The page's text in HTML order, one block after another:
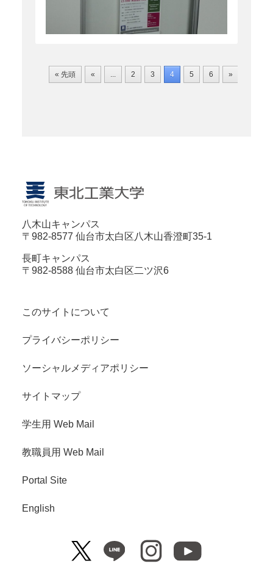
« 先頭 « ... 2 3 4 5 6 »
八木山キャンパス
〒982-8577 仙台市太白区八木山香澄町35-1
長町キャンパス
〒982-8588 仙台市太白区二ツ沢6
このサイトについて
プライバシーポリシー
ソーシャルメディアポリシー
サイトマップ
学生用 Web Mail
教職員用 Web Mail
Portal Site
English